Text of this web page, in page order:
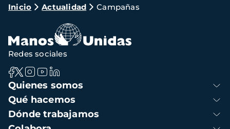
Ruta
navegación
Inicio Actualidad Campañas
Navegación
principal
Quienes somos
Qué hacemos
Dónde trabajamos
Redes sociales